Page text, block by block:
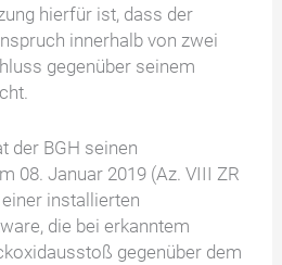
hierfür ist, dass der
innerhalb von zwei
gegenüber seinem
der BGH seinen
08. Januar 2019 (Az. VIII ZR
installierten
die bei erkanntem
gegenüber dem